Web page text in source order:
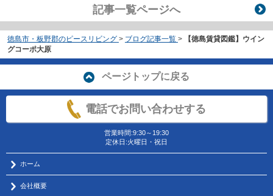
記事一覧ページへ
徳島市・板野郡のピースリビング > ブログ記事一覧 >
【徳島賃貸図鑑】ウイン
グコーポ大原
ページトップに戻る
電話でお問い合わせする
営業時間:9:30～19:30
定休日:火曜日・祝日
ホーム
会社概要